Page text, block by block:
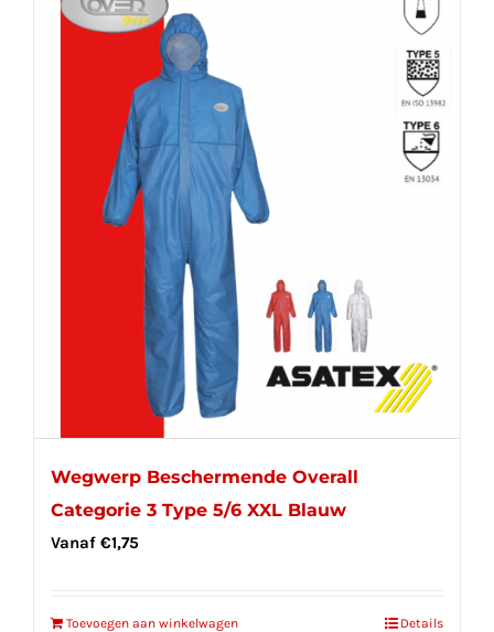
Wegwerp Beschermende Overall
Categorie 3 Type 5/6 XXL Blauw
Vanaf €1,75
Toevoegen aan winkelwagen Details